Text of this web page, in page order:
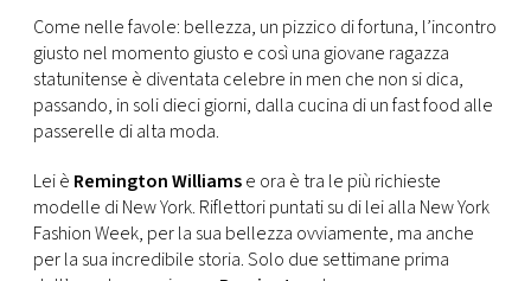
CONSIGLIA
Come nelle favole: bellezza, un pizzico di fortuna, l’incontro
giusto nel momento giusto e così una giovane ragazza
statunitense è diventata celebre in men che non si dica,
passando, in soli dieci giorni, dalla cucina di un fast food alle
passerelle di alta moda.
Lei è Remington Williamse ora è tra le più richieste
modelle di New York. Riflettori puntati su di lei alla New York
Fashion Week, per la sua bellezza ovviamente, ma anche
per la sua incredibile storia. Solo due settimane prima